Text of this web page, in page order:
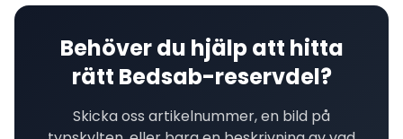
Behöver du hjälp att hitta
rätt Bedsab-reservdel?
Skicka oss artikelnummer, en bild på